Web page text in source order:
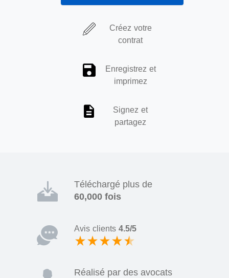
Créez votre
contrat
Enregistrez et
imprimez
Signez et
partagez
Téléchargé plus de
60,000 fois
Avis clients 4.5/5
Réalisé par des avocats